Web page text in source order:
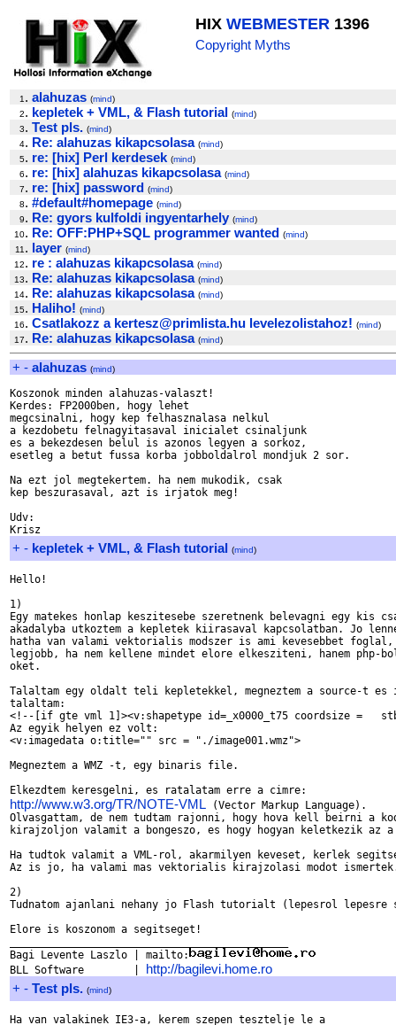
HIX WEBMESTER 1396
Copyright Myths
1 . alahuzas (mind)
2. kepletek + VML, & Flash tutorial (mind)
3. Test pls. (mind)
4. Re: alahuzas kikapcsolasa (mind)
5. re: [hix] Perl kerdesek (mind)
6. re: [hix] alahuzas kikapcsolasa (mind)
7. re: [hix] password (mind)
8. #default#homepage (mind)
9. Re: gyors kulfoldi ingyentarhely (mind)
10. Re: OFF:PHP+SQL programmer wanted (mind)
11 . layer (mind)
12. re : alahuzas kikapcsolasa (mind)
13. Re: alahuzas kikapcsolasa (mind)
14. Re: alahuzas kikapcsolasa (mind)
15. Haliho! (mind)
16. Csatlakozz a kertesz@primlista.hu levelezolistahoz! (mind)
17. Re: alahuzas kikapcsolasa (mind)
+ - alahuzas (mind)
Koszonok minden alahuzas-valaszt!
Kerdes: FP2000ben, hogy lehet
megcsinalni, hogy kep felhasznalasa nelkul
a kezdobetu felnagyitasaval inicialet csinaljunk
es a bekezdesen belul is azonos legyen a sorkoz,
esetleg a betut fussa korba jobboldalrol mondjuk 2 sor.
Na ezt jol megtekertem. ha nem mukodik, csak
kep beszurasaval, azt is irjatok meg!
Udv:
+ - kepletek + VML, & Flash tutorial (mind)
Hello!
1)
Egy matekes honlap keszitesebe szeretnenk belevagni egy kis
akadalyba utkoztem a kepletek kiirasaval kapcsolatban. Jo
hatha van valami vektorialis modszer is ami kevesebbet
legjobb, ha nem kellene mindet elore elkesziteni, hanem php-
oket.
Talaltam egy oldalt teli kepletekkel, megneztem a source-t es
talaltam:
<!--[if gte vml 1]><v:shapetype id=_x0000_t75 coordsize =
Az egyik helyen ez volt:
<v:imagedata o:title="" src = "./image001.wmz">
Megneztem a WMZ -t, egy binaris file.
http://www.w3.org/TR/NOTE-VML (Vector Markup Language).
Olvasgattam, de nem tudtam rajonni, hogy hova kell beirni a
kirajzoljon valamit a bongeszo, es hogy hogyan keletkezik az
Ha tudtok valamit a VML-rol, akarmilyen keveset, kerlek
Az is jo, ha valami mas vektorialis kirajzolasi modot
2)
Tudnatom ajanlani nehany jo Flash tutorialt (lepesrol
Elore is koszonom a segitseget!
Bagi Levente Laszlo | mailto:
BLL Software        | http://bagilevi.home.ro
+ - Test pls. (mind)